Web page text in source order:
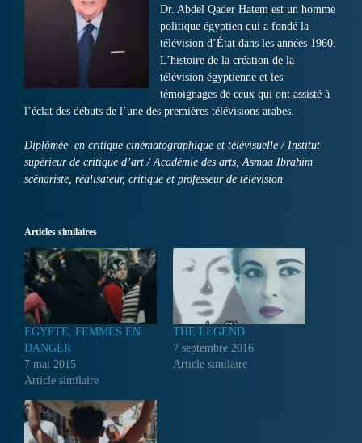
Dr. Abdel Qader Hatem est un homme
politique égyptien qui a fondé la
télévision d’État dans les années 1960.
L’histoire de la création de la
télévision égyptienne et les
témoignages de ceux qui ont assisté à
l’éclat des débuts de l’une des premières télévisions arabes.
Diplômée en critique cinématographique et télévisuelle / Institut
supérieur de critique d’art / Académie des arts, Asmaa Ibrahim
scénariste, réalisateur, critique et professeur de télévision.
Articles similaires
EGYPTE, FEMMES EN
DANGER
7 mai 2015
Article similaire
THE LEGEND
7 septembre 2016
Article similaire